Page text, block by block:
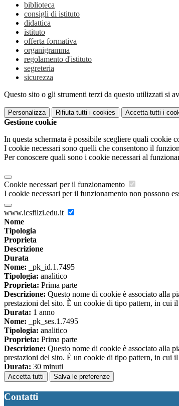
biblioteca
consigli di istituto
didattica
istituto
offerta formativa
organigramma
regolamento d'istituto
segreteria
sicurezza
Questo sito o gli strumenti terzi da questo utilizzati si
Personalizza Rifiuta tutti i cookies Accetta tutti i
Gestione cookie
In questa schermata è possibile scegliere quali cookie
I cookie necessari sono quelli che consentono il
Per conoscere quali sono i cookie necessari al
Cookie necessari per il funzionamento
I cookie necessari per il funzionamento non possono
www.icsfilzi.edu.it
Nome
Tipologia
Proprieta
Descrizione
Durata
Nome: _pk_id.1.7495
Tipologia: analitico
Proprieta: Prima parte
Descrizione: Questo nome di cookie è associato alla
prestazioni del sito. È un cookie di tipo pattern, in cui
Durata: 1 anno
Nome: _pk_ses.1.7495
Tipologia: analitico
Proprieta: Prima parte
Descrizione: Questo nome di cookie è associato alla
prestazioni del sito. È un cookie di tipo pattern, in cui
Durata: 30 minuti
Accetta tutti Salva le preferenze
Contatti